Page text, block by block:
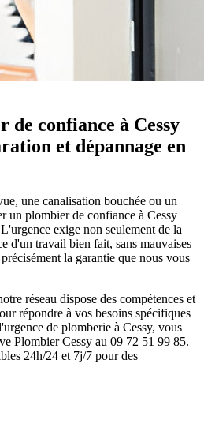
confiance à Cessy
et dépannage en
une canalisation bouchée ou un
un plombier de confiance à Cessy
exige non seulement de la
d'un travail bien fait, sans mauvaises
la garantie que nous vous
réseau dispose des compétences et
répondre à vos besoins spécifiques
de plomberie à Cessy, vous
Plombier Cessy au 09 72 51 99 85.
24h/24 et 7j/7 pour des